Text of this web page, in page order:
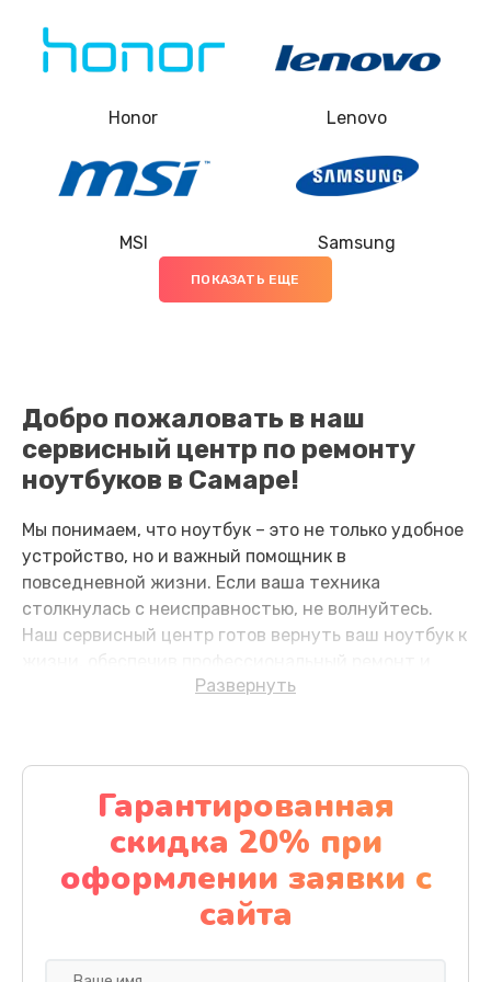
845 руб.
Замена шлейфа матрицы
Замена экрана
Замена северного моста
2750 руб.
Заказать
Замена SSD
1195 руб.
Заказать
Замена клавиатуры
990 руб.
Заказать
Замена тачпада
Honor Lenovo
MSI Samsung
ПОКАЗАТЬ ЕЩЕ
Добро пожаловать в наш
сервисный центр по ремонту
ноутбуков в Самаре!
Мы понимаем, что ноутбук – это не только удобное
устройство, но и важный помощник в
повседневной жизни. Если ваша техника
столкнулась с неисправностью, не волнуйтесь.
Наш сервисный центр готов вернуть ваш ноутбук к
заботливое обслуживание.
неисправностей и как их
предотвратить?
Перегрев компонентов: Долгая работа
ноутбука без перерыва или недостаточная
вентиляция может вызвать перегрев.
Развернуть
Гарантированная
скидка 20% при
оформлении заявки с
сайта